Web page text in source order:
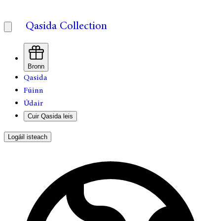
Qasida Collection
Bronn
Qasida
Fúinn
Údair
Cuir Qasida leis
Logáil isteach